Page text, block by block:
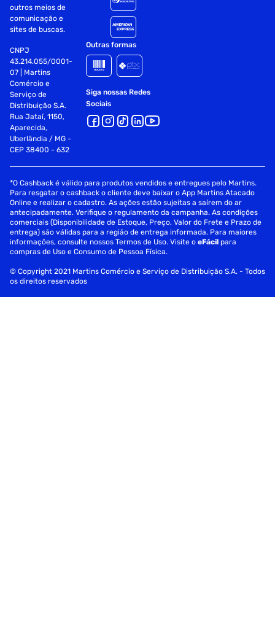
outros meios de
comunicação e
sites de buscas.
CNPJ
43.214.055/0001-
07 | Martins
Comércio e
Serviço de
Distribuição S.A.
Rua Jataí, 1150,
Aparecida,
Uberlândia / MG -
CEP 38400 - 632
Outras formas
Siga nossas Redes
Sociais
*O Cashback é válido para produtos vendidos e entregues pelo Martins.
Para resgatar o cashback o cliente deve baixar o App Martins Atacado
Online e realizar o cadastro. As ações estão sujeitas a saírem do ar
antecipadamente. Verifique o regulamento da campanha. As condições
comerciais (Disponibilidade de Estoque, Preço, Valor do Frete e Prazo de
entrega) são válidas para a região de entrega informada. Para maiores
informações, consulte nossos Termos de Uso. Visite oeFácil para
compras de Uso e Consumo de Pessoa Física.
© Copyright 2021 Martins Comércio e Serviço de Distribuição S.A. - Todos
os direitos reservados